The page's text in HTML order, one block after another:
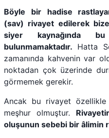
Böyle bir hadise
(sav) rivayet edilerek
siyer kaynağında
bulunmamaktadır. Hatta
zamanında kahvenin var
noktadan çok üzerinde
görmemek gerekir.
Ancak bu rivayet özellikle
meşhur olmuştur.
oluşunun sebebi bir âlimin